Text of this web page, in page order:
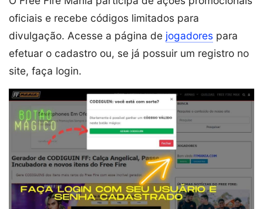
oficiais e recebe códigos limitados para
divulgação. Acesse a página de jogadores para
efetuar o cadastro ou, se já possuir um registro no
site, faça login.